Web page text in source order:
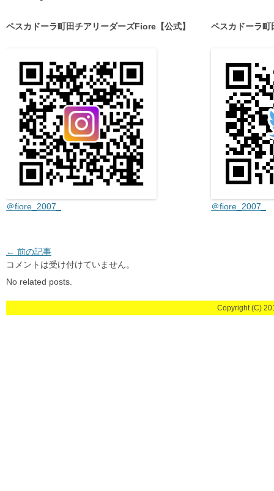
ペスカドーラ町田チアリーダーズFiore【公式】
＠fiore_2007_
ペスカドーラ
＠fiore_2007_
投稿ナビゲーション
← 前の記事
コメントは受け付けていません。
No related posts.
Copyright (C)